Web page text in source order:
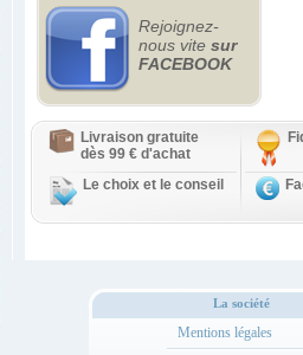
Rejoignez-
nous vite sur
FACEBOOK
Livraison gratuite
dès 99 € d'achat
Le choix et le conseil
La société
Mentions légales